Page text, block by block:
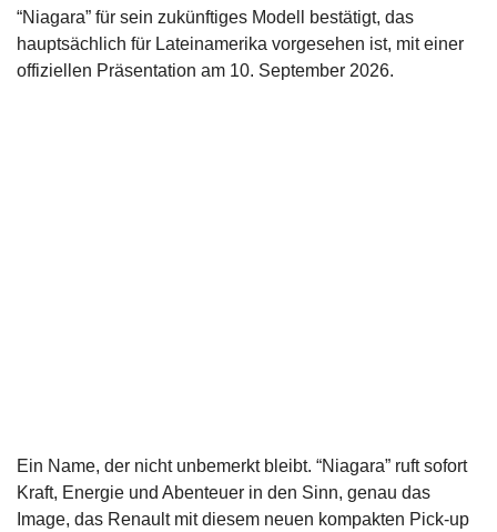
“Niagara” für sein zukünftiges Modell bestätigt, das
hauptsächlich für Lateinamerika vorgesehen ist, mit einer
offiziellen Präsentation am 10. September 2026.
Ein Name, der nicht unbemerkt bleibt. “Niagara” ruft sofort
Kraft, Energie und Abenteuer in den Sinn, genau das
Image, das Renault mit diesem neuen kompakten Pick-up